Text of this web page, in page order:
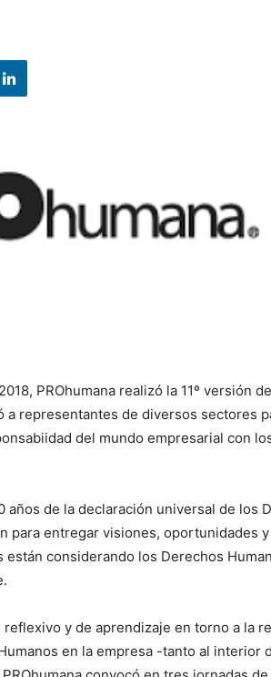
PROhumana realizó la 11º versión
a representantes de diversos sectores
del mundo empresarial con
años de la declaración universal de los
para entregar visiones, oportunidades
considerando los Derechos
y de aprendizaje en torno a la
en la empresa -tanto al interior